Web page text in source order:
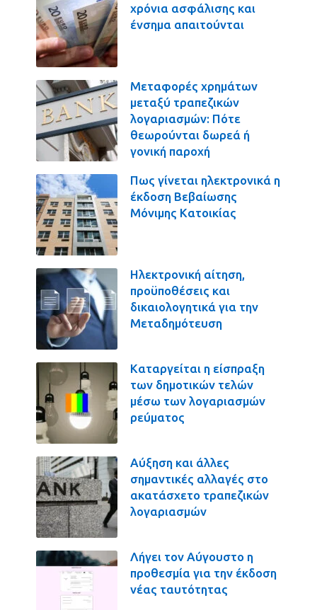
χρόνια ασφάλισης και
ένσημα απαιτούνται
Μεταφορές χρημάτων
μεταξύ τραπεζικών
λογαριασμών: Πότε
θεωρούνται δωρεά ή
γονική παροχή
Πως γίνεται ηλεκτρονικά η
έκδοση Βεβαίωσης
Μόνιμης Κατοικίας
Ηλεκτρονική αίτηση,
προϋποθέσεις και
δικαιολογητικά για την
Μεταδημότευση
Καταργείται η είσπραξη
των δημοτικών τελών
μέσω των λογαριασμών
ρεύματος
Αύξηση και άλλες
σημαντικές αλλαγές στο
ακατάσχετο τραπεζικών
λογαριασμών
Λήγει τον Αύγουστο η
προθεσμία για την έκδοση
νέας ταυτότητας